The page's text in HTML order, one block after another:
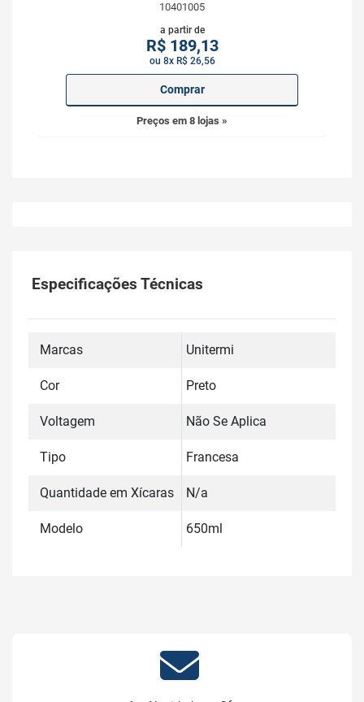
10401005
a partir de
R$189,13
ou 8x R$ 26,56
Comprar
Preços em 8 lojas »
Especificações Técnicas
Marcas Unitermi
Cor Preto
Voltagem Não Se Aplica
Tipo Francesa
Quantidade em Xícaras N/a
Modelo 650ml